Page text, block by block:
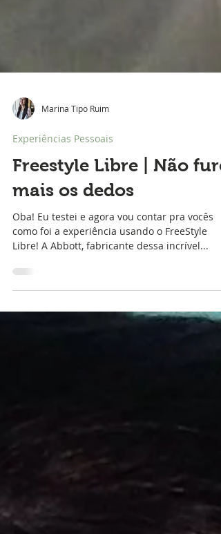
Experiências Pessoais
mais os dedos
como foi a experiência usando o FreeStyle
Libre! A Abbott, fabricante dessa incrível...